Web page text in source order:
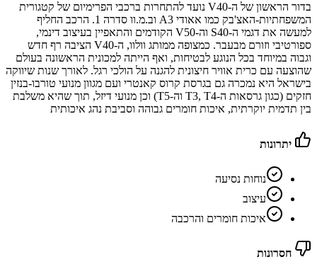
בדור הראשון של ה-V40 נועד להתחרות ברכבי הפרימיום של קטגורית
המשפחתיות-האצ'בק כמו אאודי A3 וב.מ.וו סדרה 1. הרכב החליף
למעשה את דגמי ה-S40 וה-V50 הקודמים והתאפיין בעיצוב דינמי,
ספורטיבי וזורם מבעבר. כמצופה ממותג וולוו, ה-V40 הציבה רף חדש
וגבוה במיוחד בכל הנוגע לבטיחות, ואף הייתה למכונית הראשונה בעולם
שהוצעה עם כרית אוויר חיצונית להגנה על הולכי רגל. לאורך שנות שיווקה
בישראל היא נמכרה גם בגרסת קרוס קאנטרי ועם מגוון מנועי טורבו-בנזין
חזקים (כגון גרסאות ה-T3, T4 וה-T5) וכן מנועי דיזל, תוך שהיא משלבת
בין תדמית יוקרתית, איכות חומרים גבוהה וסביבת נהג איכותית
יתרונות
נוחות נסיעה
עיצוב
איכות חומרים והרכבה
חסרונות